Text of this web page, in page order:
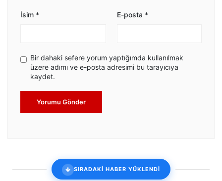
İsim * E-posta *
Bir dahaki sefere yorum yaptığımda kullanılmak
üzere adımı ve e-posta adresimi bu tarayıcıya
kaydet.
Yorumu Gönder
SIRADAKİ HABER YÜKLENDİ